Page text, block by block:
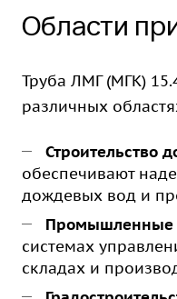
Области
Труба ЛМГ (МГК)
различных
Строительство
обеспечивают
дождевых вод и
Промышленные
системах
складах и